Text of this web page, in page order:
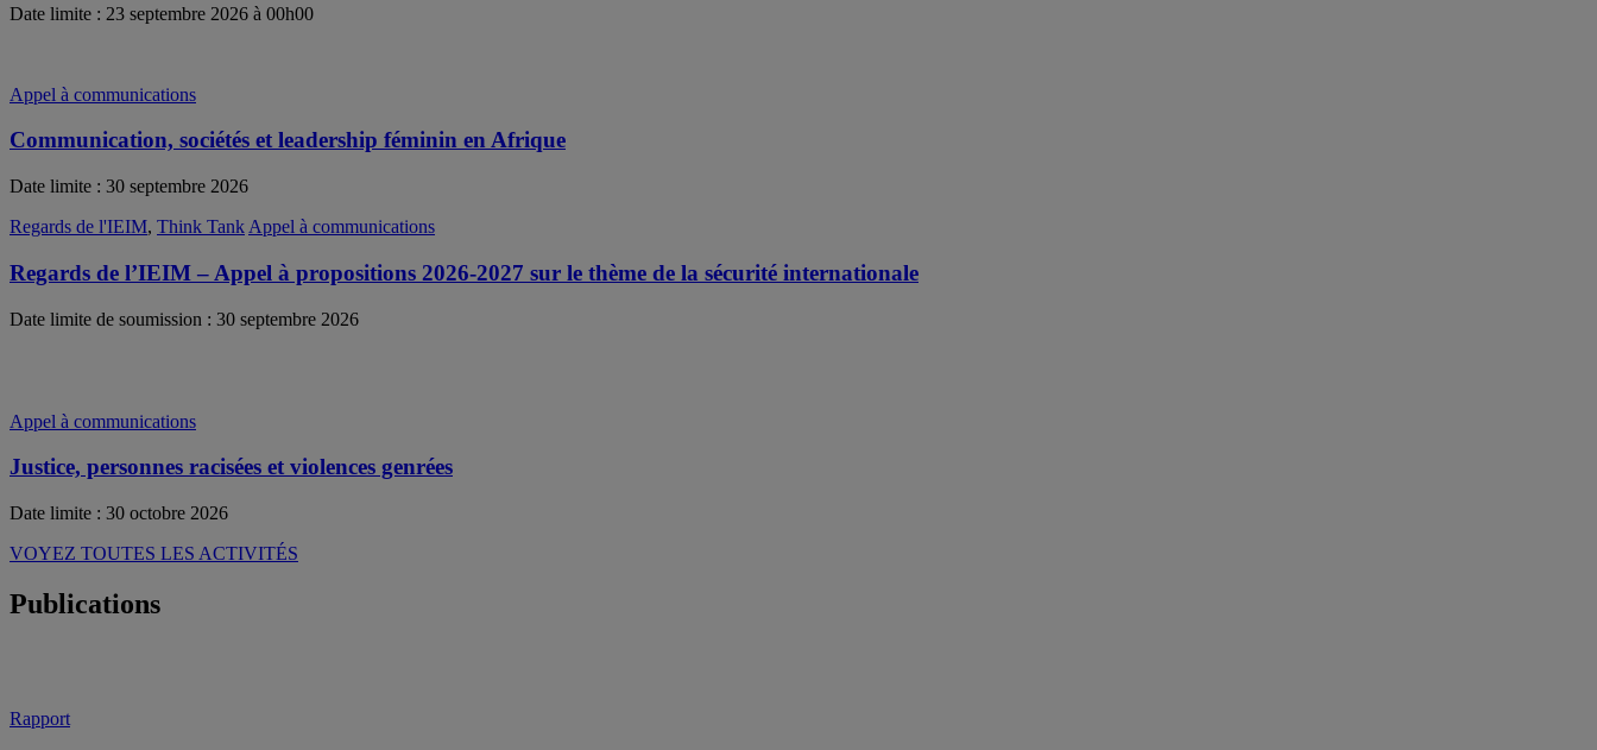
Date limite : 23 septembre 2026 à 00h00
Appel à communications
Communication, sociétés et leadership féminin en Afrique
Date limite : 30 septembre 2026
Regards de l'IEIM, Think Tank Appel à communications
Regards de l’IEIM – Appel à propositions 2026-2027 sur le thème de la sécurité internationale
Date limite de soumission : 30 septembre 2026
Appel à communications
Justice, personnes racisées et violences genrées
Date limite : 30 octobre 2026
VOYEZ TOUTES LES ACTIVITÉS
Publications
Rapport